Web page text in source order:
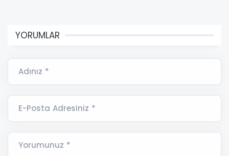
YORUMLAR
Adınız *
E-Posta Adresiniz *
Yorumunuz *